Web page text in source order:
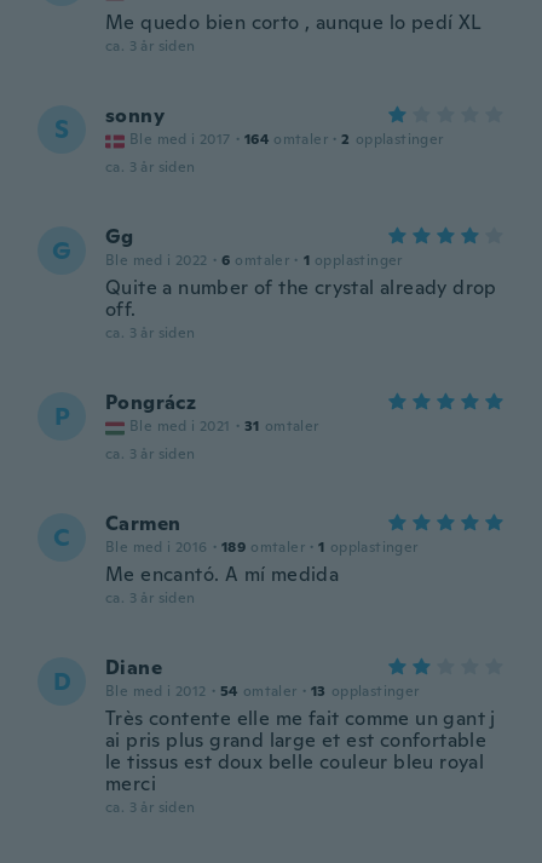
Me quedo bien corto , aunque lo pedí XL
ca. 3 år siden
S sonny
Ble med i 2017 · 164 omtaler · 2 opplastinger
ca. 3 år siden
G Gg
Ble med i 2022 · 6 omtaler · 1 opplastinger
Quite a number of the crystal already drop
off.
ca. 3 år siden
P Pongrácz
Ble med i 2021 · 31 omtaler
ca. 3 år siden
C Carmen
Ble med i 2016 · 189 omtaler · 1 opplastinger
Me encantó. A mí medida
ca. 3 år siden
D Diane
Ble med i 2012 · 54 omtaler · 13 opplastinger
Très contente elle me fait comme un gant j
ai pris plus grand large et est confortable
le tissus est doux belle couleur bleu royal
merci
ca. 3 år siden